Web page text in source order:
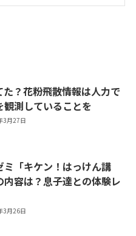
た？花粉飛散情報は人力で
観測していることを
3月27日
ミ「キケン！はっけん講
内容は？息子達との体験レ
3月26日